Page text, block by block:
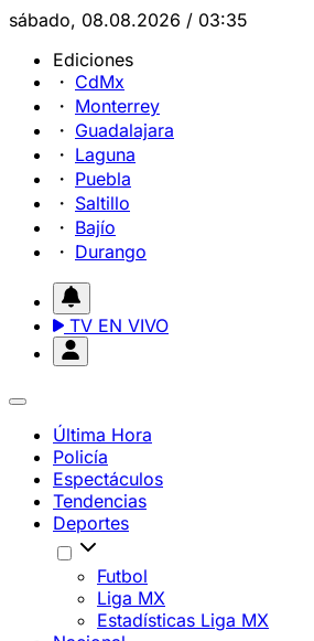
sábado, 08.08.2026 / 03:35
Ediciones
CdMx
Monterrey
Guadalajara
Laguna
Puebla
Saltillo
Bajío
Durango
TV EN VIVO
Última Hora
Policía
Espectáculos
Tendencias
Deportes
Futbol
Liga MX
Estadísticas Liga MX